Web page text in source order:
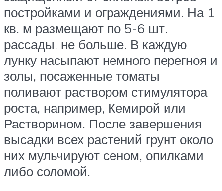
постройками и ограждениями. На 1
кв. м размещают по 5-6 шт.
рассады, не больше. В каждую
лунку насыпают немного перегноя и
золы, посаженные томаты
поливают раствором стимулятора
роста, например, Кемирой или
Растворином. После завершения
высадки всех растений грунт около
них мульчируют сеном, опилками
либо соломой.